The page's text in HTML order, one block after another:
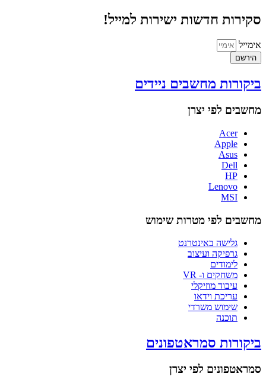
סקירות חדשות ישירות למייל!
אימייל
הירשם
ביקורות מחשבים ניידים
מחשבים לפי יצרן
Acer
Apple
Asus
Dell
HP
Lenovo
MSI
מחשבים לפי מטרות שימוש
גלישה באינטרנט
גרפיקה ועיצוב
לימודים
משחקים ו- VR
עיבוד מוזיקלי
עריכת וידאו
שימוש משרדי
תוכנה
ביקורות סמראטפונים
סמראטפונים לפי יצרן